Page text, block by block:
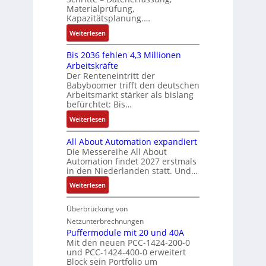
a
u
f
n
a
h
m
e
,
g
p
ä
g
t
d
u
r
a
s
C
-
y
s
t
e
m
e
t
s
f
ü
h
r
e
r
z
u
m
V
o
r
s
t
a
d
d
e
s
V
:
Q
2
E
r
g
e
b
n
i
s
s
e
b
e
s
t
ä
t
i
g
e
r
i
e
b
s
-
u
n
d
M
a
r
k
e
t
i
n
e
i
t
e
Materialprüfung,
Kapazitätsplanung.…
Weiterlesen:
K
I
b
r
a
u
c
h
t
S
t
r
u
k
u
r
Bis 2036 fehlen 4,3 Millionen
Arbeitskräfte
Der Renteneintritt der
Babyboomer trifft den deutschen
Arbeitsmarkt stärker als bislang
befürchtet: Bis…
Weiterlesen:
B
i
s
2
0
3
6
f
e
h
l
e
All About Automation expandiert
Die Messereihe All About
Automation findet 2027 erstmals
in den Niederlanden statt. Und…
Weiterlesen:
A
l
l
A
b
o
u
Überbrückung von
Netzunterbrechnungen
Puffermodule mit 20 und 40A
Mit den neuen PCC-1424-200-0
und PCC-1424-400-0 erweitert
Block sein Portfolio um